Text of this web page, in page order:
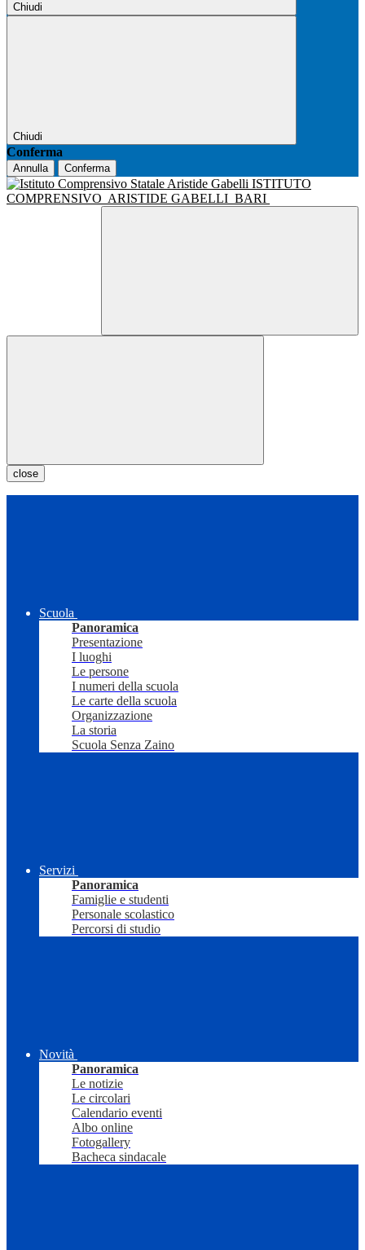
Chiudi
Chiudi
Conferma
Annulla Conferma
ISTITUTO
COMPRENSIVO ARISTIDE GABELLI BARI
close
Scuola
Panoramica
Presentazione
I luoghi
Le persone
I numeri della scuola
Le carte della scuola
Organizzazione
La storia
Scuola Senza Zaino
Servizi
Panoramica
Famiglie e studenti
Personale scolastico
Percorsi di studio
Novità
Panoramica
Le notizie
Le circolari
Calendario eventi
Albo online
Fotogallery
Bacheca sindacale